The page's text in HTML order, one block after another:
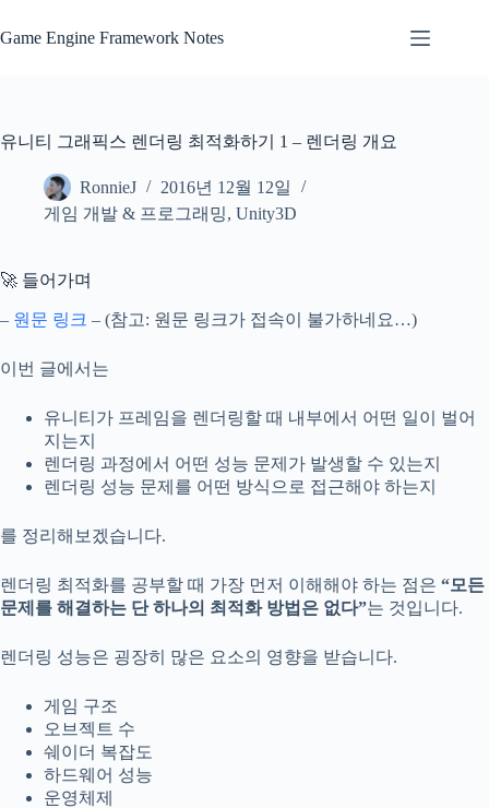
문
뛰
Game Engine Framework Notes
유니티 그래픽스 렌더링 최적화하기 1 – 렌더링 개요
RonnieJ
2016년 12월 12일
게임 개발 & 프로그래밍, Unity3D
🚀 들어가며
– 원문 링크 – (참고: 원문 링크가 접속이 불가하네요…)
이번 글에서는
유니티가 프레임을 렌더링할 때 내부에서 어떤 일이 벌어
지는지
렌더링 과정에서 어떤 성능 문제가 발생할 수 있는지
렌더링 성능 문제를 어떤 방식으로 접근해야 하는지
를 정리해보겠습니다.
렌더링 최적화를 공부할 때 가장 먼저 이해해야 하는 점은 “모든
문제를 해결하는 단 하나의 최적화 방법은 없다”는 것입니다.
렌더링 성능은 굉장히 많은 요소의 영향을 받습니다.
게임 구조
오브젝트 수
쉐이더 복잡도
하드웨어 성능
운영체제